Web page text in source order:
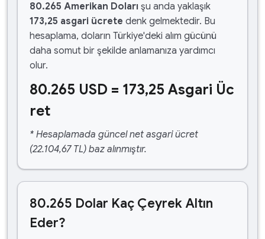
80.265 Amerikan Doları şu anda yaklaşık
173,25 asgari ücrete denk gelmektedir. Bu
hesaplama, doların Türkiye'deki alım gücünü
daha somut bir şekilde anlamanıza yardımcı
olur.
80.265 USD = 173,25 Asgari Üc
ret
* Hesaplamada güncel net asgari ücret
(22.104,67 TL) baz alınmıştır.
80.265 Dolar Kaç Çeyrek Altın
Eder?